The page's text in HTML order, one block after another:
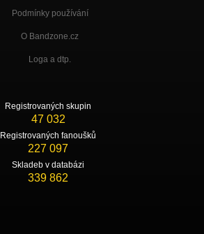
Podmínky používání
O Bandzone.cz
Loga a dtp.
Registrovaných skupin
47 032
Registrovaných fanoušků
227 097
Skladeb v databázi
339 862